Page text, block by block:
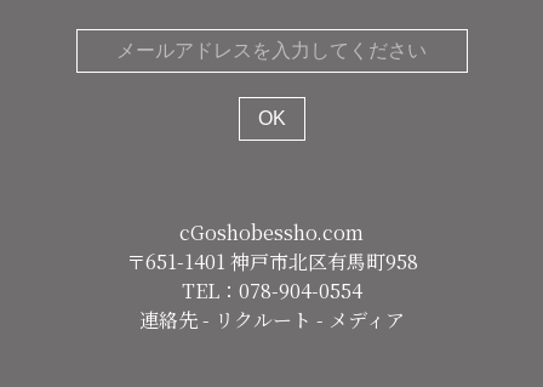
cGoshobessho.com
〒651-1401 神戸市北区有馬町958
TEL：078-904-0554
連絡先- リクルート - メディア